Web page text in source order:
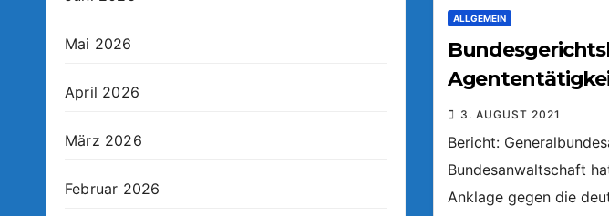
Mai 2026
April 2026
März 2026
Februar 2026
ALLGEMEIN
3. AUGUST 2021
Bericht:
Bundesanwaltschaft
Anklage gegen die